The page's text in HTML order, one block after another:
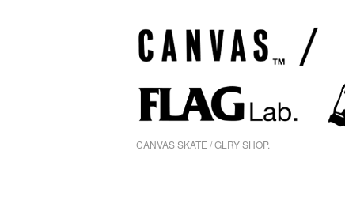
CANVAS SKATE / GLRY SHOP.